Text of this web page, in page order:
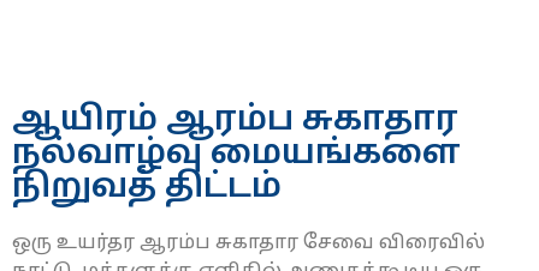
ஆயிரம் ஆரம்ப சுகாதார
நல்வாழ்வு மையங்களை
நிறுவத் திட்டம்
ஒரு உயர்தர ஆரம்ப சுகாதார சேவை விரைவில்